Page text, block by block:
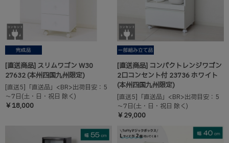
[直送商品] スリムワゴン W30
27632 (本州四国九州限定)
[直送5]「直送品」<BR>出荷目安：5
～7日(土・日・祝日 除く)
￥18,000
[直送商品] コンパクトレンジワゴン
2口コンセント付 23736 ホワイト
(本州四国九州限定)
[直送5]「直送品」<BR>出荷目安：5
～7日(土・日・祝日 除く)
￥29,000